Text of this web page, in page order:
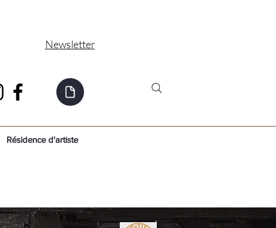
Newsletter
Résidence d'artiste